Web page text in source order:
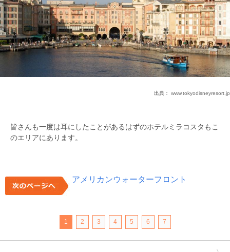
出典： www.tokyodisneyresort.jp
皆さんも一度は耳にしたことがあるはずのホテルミラコスタもこ
のエリアにあります。
アメリカンウォーターフロント
1 2 3 4 5 6 7